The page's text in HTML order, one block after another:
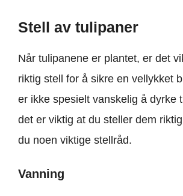
Stell av tulipaner
Når tulipanene er plantet, er det
riktig stell for å sikre en vellykket
er ikke spesielt vanskelig å dyrke
det er viktig at du steller dem
du noen viktige stellråd.
Vanning